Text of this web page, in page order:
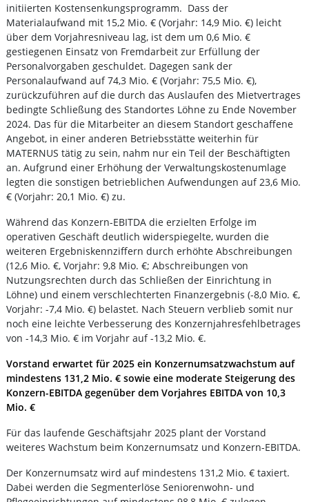
initiierten Kostensenkungsprogramm. Dass der
Materialaufwand mit 15,2 Mio. € (Vorjahr: 14,9 Mio. €) leicht
über dem Vorjahresniveau lag, ist dem um 0,6 Mio. €
gestiegenen Einsatz von Fremdarbeit zur Erfüllung der
Personalvorgaben geschuldet. Dagegen sank der
Personalaufwand auf 74,3 Mio. € (Vorjahr: 75,5 Mio. €),
zurückzuführen auf die durch das Auslaufen des Mietvertrages
bedingte Schließung des Standortes Löhne zu Ende November
2024. Das für die Mitarbeiter an diesem Standort geschaffene
Angebot, in einer anderen Betriebsstätte weiterhin für
MATERNUS tätig zu sein, nahm nur ein Teil der Beschäftigten
an. Aufgrund einer Erhöhung der Verwaltungskostenumlage
legten die sonstigen betrieblichen Aufwendungen auf 23,6 Mio.
€ (Vorjahr: 20,1 Mio. €) zu.
Während das Konzern-EBITDA die erzielten Erfolge im
operativen Geschäft deutlich widerspiegelte, wurden die
weiteren Ergebniskennziffern durch erhöhte Abschreibungen
(12,6 Mio. €, Vorjahr: 9,8 Mio. €; Abschreibungen von
Nutzungsrechten durch das Schließen der Einrichtung in
Löhne) und einem verschlechterten Finanzergebnis (-8,0 Mio. €,
Vorjahr: -7,4 Mio. €) belastet. Nach Steuern verblieb somit nur
noch eine leichte Verbesserung des Konzernjahresfehlbetrages
von -14,3 Mio. € im Vorjahr auf -13,2 Mio. €.
Vorstand erwartet für 2025 ein Konzernumsatzwachstum auf
mindestens 131,2 Mio. € sowie eine moderate Steigerung des
Konzern-EBITDA gegenüber dem Vorjahres EBITDA von 10,3
Mio. €
Für das laufende Geschäftsjahr 2025 plant der Vorstand
weiteres Wachstum beim Konzernumsatz und Konzern-EBITDA.
Der Konzernumsatz wird auf mindestens 131,2 Mio. € taxiert.
Dabei werden die Segmenterlöse Seniorenwohn- und